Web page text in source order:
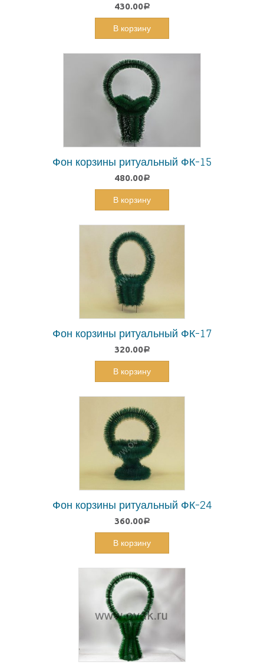
430.00Р
В корзину
Фон корзины ритуальный ФК-15
480.00Р
В корзину
Фон корзины ритуальный ФК-17
320.00Р
В корзину
Фон корзины ритуальный ФК-24
360.00Р
В корзину